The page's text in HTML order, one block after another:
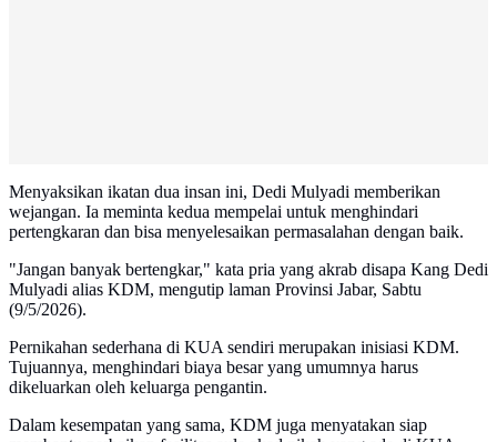
Menyaksikan ikatan dua insan ini, Dedi Mulyadi memberikan
wejangan. Ia meminta kedua mempelai untuk menghindari
pertengkaran dan bisa menyelesaikan permasalahan dengan baik.
"Jangan banyak bertengkar," kata pria yang akrab disapa Kang Dedi
Mulyadi alias KDM, mengutip laman Provinsi Jabar, Sabtu
(9/5/2026).
Pernikahan sederhana di KUA sendiri merupakan inisiasi KDM.
Tujuannya, menghindari biaya besar yang umumnya harus
dikeluarkan oleh keluarga pengantin.
Dalam kesempatan yang sama, KDM juga menyatakan siap